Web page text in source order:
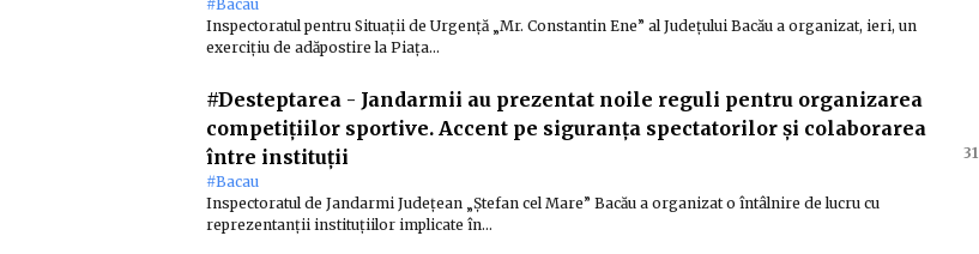
#Bacau
Inspectoratul pentru Situații de Urgență „Mr. Constantin Ene” al Județului Bacău a organizat, ieri, un
exercițiu de adăpostire la Piața…
#Desteptarea - Jandarmii au prezentat noile reguli pentru organizarea
competițiilor sportive. Accent pe siguranța spectatorilor și colaborarea
între instituții
31
#Bacau
Inspectoratul de Jandarmi Județean „Ștefan cel Mare” Bacău a organizat o întâlnire de lucru cu
reprezentanții instituțiilor implicate în…